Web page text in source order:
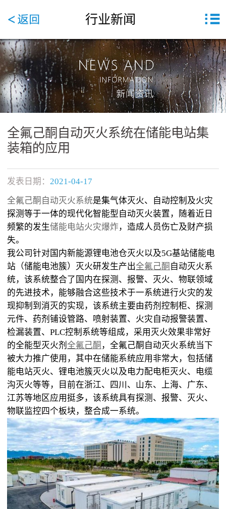
行业新闻
全氟己酮自动灭火系统在储能电站集
装箱的应用
发表日期： 2021-04-17
全氟己酮自动灭火系统是集气体灭火、自动控制及火灾
探测等于一体的现代化智能型自动灭火装置，随着近日
频繁的发生储能电站火灾爆炸，造成人员伤亡及财产损
失。
我公司针对国内新能源锂电池仓灭火以及5G基站储能电
站（储能电池簇）灭火研发生产出全氟己酮 自动灭火系
统，该系统整合了国内在探测、报警、灭火、物联领域
的先进技术，能够融合这些技术于一系统进行火灾的发
现抑制到消灭的实现，该系统主要由药剂控制柜、探测
元件、药剂铺设管路、喷射装置、火灾自动报警装置、
检漏装置、PLC控制系统等组成，采用灭火效果非常好
的全能型灭火剂 全氟己酮 ，全氟己酮自动灭火系统当下
被大力推广使用，其中在储能系统应用非常大，包括储
能电站灭火、锂电池簇灭火以及电力配电柜灭火、电缆
沟灭火等等，目前在浙江、四川、山东、上海、广东、
江苏等地区应用挺多，该系统具有探测、报警、灭火、
物联监控四个板块，整合成一系统。